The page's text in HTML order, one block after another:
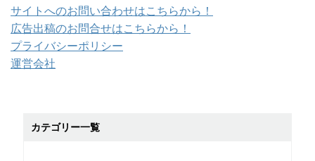
サイトへのお問い合わせはこちらから！
広告出稿のお問合せはこちらから！
プライバシーポリシー
運営会社
カテゴリー一覧